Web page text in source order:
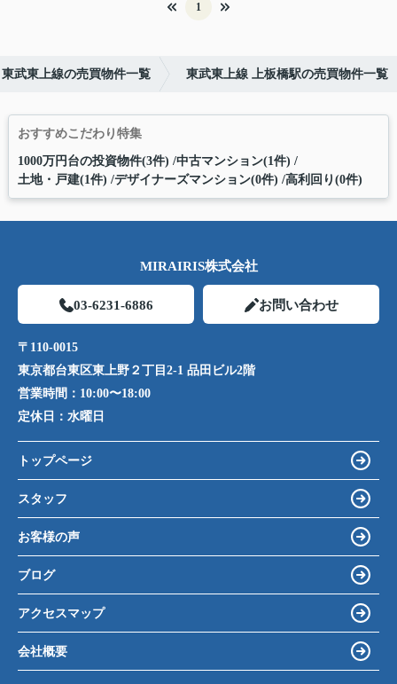
1
東武東上線の売買物件一覧 東武東上線 上板橋駅の売買物件一覧
おすすめこだわり特集
1000万円台の投資物件(3件) 中古マンション(1件)
土地・戸建(1件) デザイナーズマンション(0件) 高利回り(0件)
MIRAIRIS株式会社
03-6231-6886 お問い合わせ
〒110-0015
東京都台東区東上野２丁目2-1 品田ビル2階
営業時間： 10:00〜18:00
定休日： 水曜日
トップページ
スタッフ
お客様の声
ブログ
アクセスマップ
会社概要